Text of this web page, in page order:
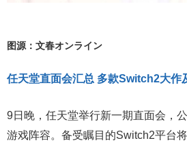
图源：文春オンライン
任天堂直面会汇总 多款Switch2大作
9日晚，任天堂举行新一期直面会，
游戏阵容。备受瞩目的Switch2平台